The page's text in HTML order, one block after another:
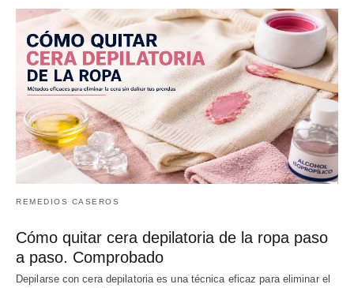
REMEDIOS CASEROS
Cómo quitar cera depilatoria de la ropa paso
a paso. Comprobado
Depilarse con cera depilatoria es una técnica eficaz para eliminar el